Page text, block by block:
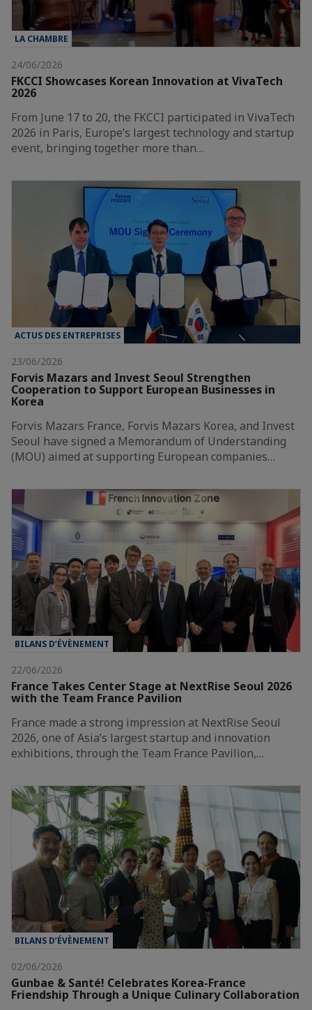
LA CHAMBRE
24/06/2026
FKCCI Showcases Korean Innovation at VivaTech
2026
From June 17 to 20, the FKCCI participated in VivaTech
2026 in Paris, Europe’s largest technology and startup
event, bringing together more than…
ACTUS DES ENTREPRISES
23/06/2026
Forvis Mazars and Invest Seoul Strengthen
Cooperation to Support European Businesses in
Korea
Forvis Mazars France, Forvis Mazars Korea, and Invest
Seoul have signed a Memorandum of Understanding
(MOU) aimed at supporting European companies…
BILANS D’ÉVÈNEMENT
22/06/2026
France Takes Center Stage at NextRise Seoul 2026
with the Team France Pavilion
France made a strong impression at NextRise Seoul
2026, one of Asia’s largest startup and innovation
exhibitions, through the Team France Pavilion,…
BILANS D’ÉVÈNEMENT
02/06/2026
Gunbae & Santé! Celebrates Korea-France
Friendship Through a Unique Culinary Collaboration